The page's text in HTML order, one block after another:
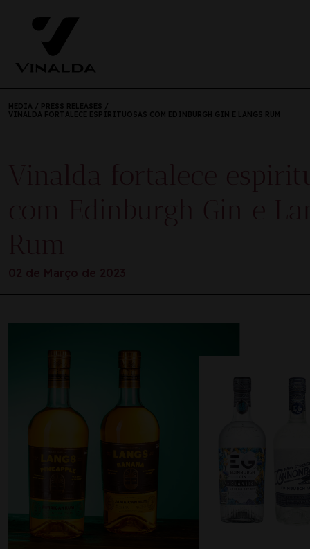
MEDIA / PRESS RELEASES /
VINALDA FORTALECE ESPIRITUOSAS COM EDINBURGH GIN E LANGS RUM